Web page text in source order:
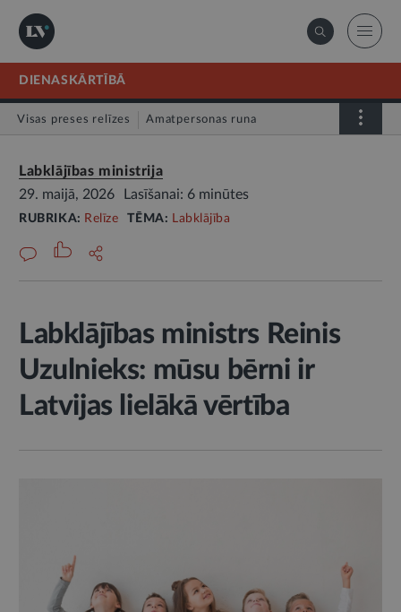
DIENASKĀRTĪBĀ
Visas preses relīzes Amatpersonas runa
Labklājības ministrija
29. maijā, 2026
Lasīšanai: 6 minūtes
RUBRIKA: Relīze TĒMA: Labklājība
Labklājības ministrs Reinis
Uzulnieks: mūsu bērni ir
Latvijas lielākā vērtība